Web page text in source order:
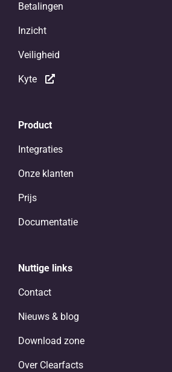
Betalingen
Inzicht
Veiligheid
Kyte
Product
Integraties
Onze klanten
Prijs
Documentatie
Nuttige links
Contact
Nieuws & blog
Download zone
Over Clearfacts